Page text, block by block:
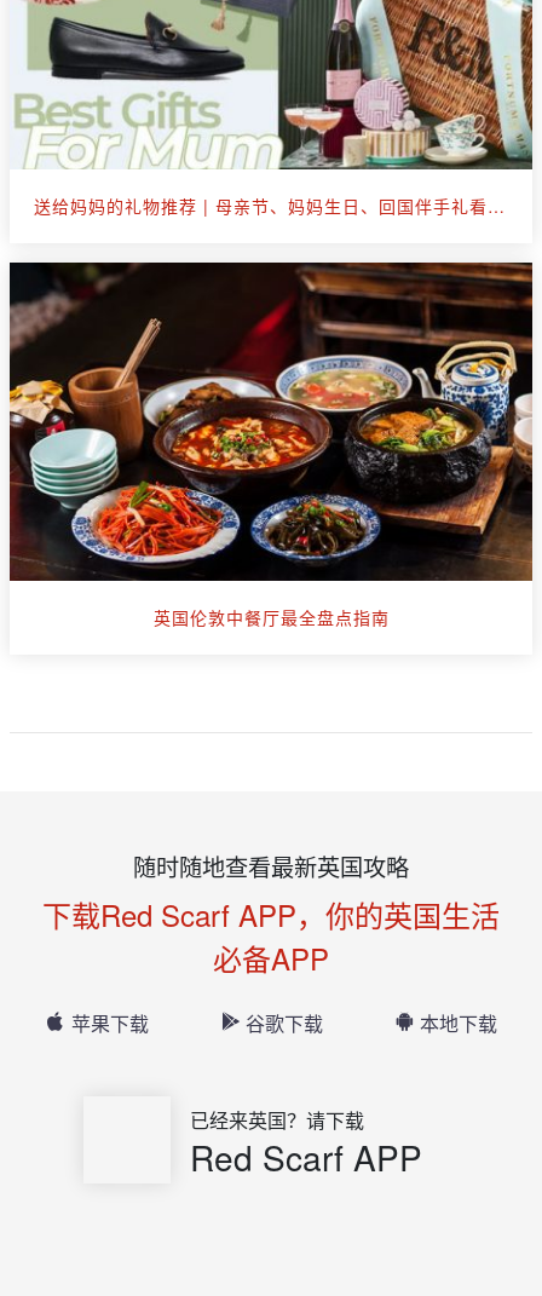
送给妈妈的礼物推荐 | 母亲节、妈妈生日、回国伴手礼看这篇就够了
英国伦敦中餐厅最全盘点指南
随时随地查看最新英国攻略
下载Red Scarf APP，你的英国生活
必备APP
苹果下载 谷歌下载 本地下载
已经来英国？请下载
Red Scarf APP